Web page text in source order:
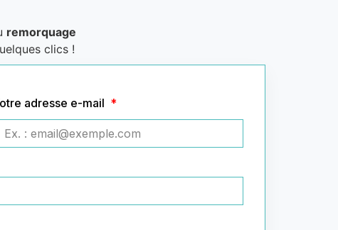
remorquage
clics !
adresse e-mail